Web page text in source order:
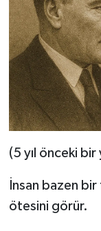
(5 yıl önceki
İnsan bazen
ötesini görür.